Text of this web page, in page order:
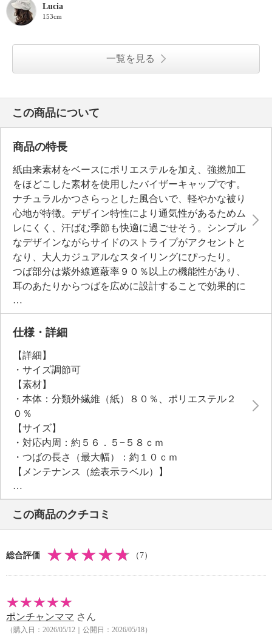
Lucia
153cm
一覧を見る
この商品について
商品の特長
紙由来素材をベースにポリエステルを加え、強撚加工
をほどこした素材を使用したバイザーキャップです。
ナチュラルかつさらっとした風合いで、軽やかな被り
心地が特徴。デザイン特性により通気性があるためム
レにくく、汗ばむ季節も快適に過ごせそう。シンプル
なデザインながらサイドのストライプがアクセントと
なり、大人カジュアルなスタイリングにぴったり。
つば部分は紫外線遮蔽率９０％以上の機能性があり、
耳のあたりからつばを広めに設計することで効果的に
日差しからカバーします。内側には抗菌防臭機能付き
のすべりを配しているのもポイント。
小さく折りたためるので持ち運びにも便利な、カジュ
仕様・詳細
【詳細】
・サイズ調節可
【素材】
・本体：分類外繊維（紙）８０％、ポリエステル２
０％
【サイズ】
・対応内周：約５６．５−５８ｃｍ
・つばの長さ（最大幅）：約１０ｃｍ
【メンテナンス（絵表示ラベル）】
・洗濯機・手洗い：不可
・漂白処理：塩素系・酸素系漂白不可
・タンブル乾燥：不可
・アイロン仕上げ：不可
・ウエットクリーニング：不可
【メンテナンス（ケアラベル）】
・水や汗などによる色落ち、色移り注意
・摩擦による色落ち、色移り注意
【原産国（地）】
この商品のクチコミ
総合評価 （7）
ポンチャンママ さん
（購入日：2026/05/12｜公開日：2026/05/18）